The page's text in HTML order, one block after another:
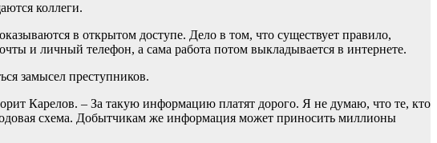
коллеги.
в открытом доступе. Дело в том, что существует правило,
и личный телефон, а сама работа потом выкладывается в интернете.
замысел преступников.
Карелов. – За такую информацию платят дорого. Я не думаю, что те, кто
схема. Добытчикам же информация может приносить миллионы